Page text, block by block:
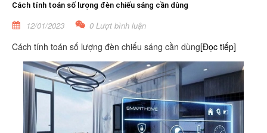
Cách tính toán số lượng đèn chiếu sáng cần dùng
12/01/2023 0 Lượt bình luận
Cách tính toán số lượng đèn chiếu sáng cần dùng[Đọc tiếp]